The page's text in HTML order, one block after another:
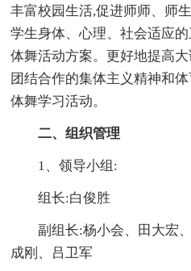
丰富校园生活,促进师师、师
学生身体、心理、社会适应
体舞活动方案。更好地提高
团结合作的集体主义精神和
体舞学习活动。
二、组织管理
1、领导小组:
组长:白俊胜
副组长:杨小会、田大宏、
成刚、吕卫军